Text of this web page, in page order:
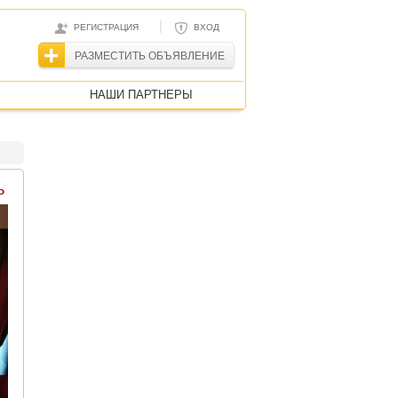
РЕГИСТРАЦИЯ | ВХОД
РАЗМЕСТИТЬ ОБЪЯВЛЕНИЕ
НАШИ ПАРТНЕРЫ